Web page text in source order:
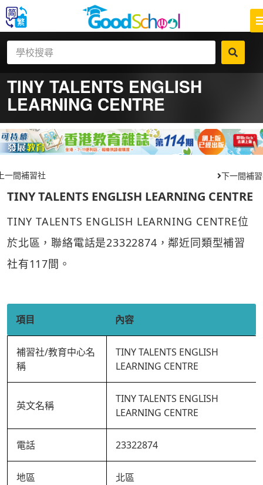
TINY TALENTS ENGLISH
LEARNING CENTRE
一間補習社 下一間補
TINY TALENTS ENGLISH LEARNING CENTRE
TINY TALENTS ENGLISH LEARNING CENTRE位
於北區，聯絡電話是23322874，鄰近同類型補習
社有117間。
項目 內容
補習社/教育中心名
稱
TINY TALENTS ENGLISH
LEARNING CENTRE
英文名稱
TINY TALENTS ENGLISH
LEARNING CENTRE
電話 23322874
地區 北區